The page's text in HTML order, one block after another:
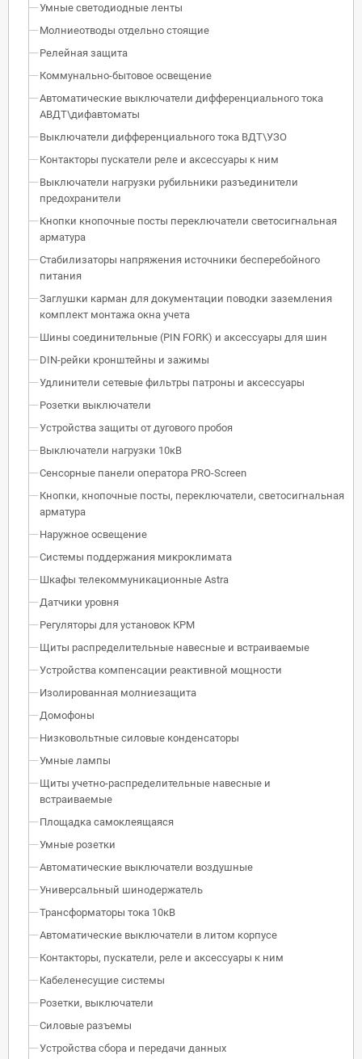
Умные светодиодные ленты
Молниеотводы отдельно стоящие
Релейная защита
Коммунально-бытовое освещение
Автоматические выключатели дифференциального тока
АВДТ\дифавтоматы
Выключатели дифференциального тока ВДТ\УЗО
Контакторы пускатели реле и аксессуары к ним
Выключатели нагрузки рубильники разъединители
предохранители
Кнопки кнопочные посты переключатели светосигнальная
арматура
Стабилизаторы напряжения источники бесперебойного
питания
Заглушки карман для документации поводки заземления
комплект монтажа окна учета
Шины соединительные (PIN FORK) и аксессуары для шин
DIN-рейки кронштейны и зажимы
Удлинители сетевые фильтры патроны и аксессуары
Розетки выключатели
Устройства защиты от дугового пробоя
Выключатели нагрузки 10кВ
Сенсорные панели оператора PRO-Screen
Кнопки, кнопочные посты, переключатели, светосигнальная
арматура
Наружное освещение
Системы поддержания микроклимата
Шкафы телекоммуникационные Astra
Датчики уровня
Регуляторы для установок КРМ
Щиты распределительные навесные и встраиваемые
Устройства компенсации реактивной мощности
Изолированная молниезащита
Домофоны
Низковольтные силовые конденсаторы
Умные лампы
Щиты учетно-распределительные навесные и
встраиваемые
Площадка самоклеящаяся
Умные розетки
Автоматические выключатели воздушные
Универсальный шинодержатель
Трансформаторы тока 10кВ
Автоматические выключатели в литом корпусе
Контакторы, пускатели, реле и аксессуары к ним
Кабеленесущие системы
Розетки, выключатели
Силовые разъемы
Устройства сбора и передачи данных